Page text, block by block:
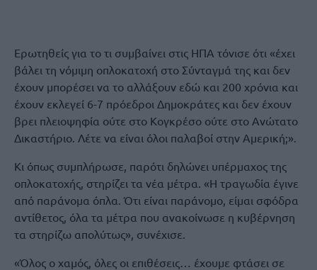
Ερωτηθείς για το τι συμβαίνει στις ΗΠΑ τόνισε ότι «έχει
βάλει τη νόμιμη οπλοκατοχή στο Σύνταγμά της και δεν
έχουν μπορέσει να το αλλάξουν εδώ και 200 χρόνια και
έχουν εκλεγεί 6-7 πρόεδροι Δημοκράτες και δεν έχουν
βρει πλειοψηφία ούτε στο Κογκρέσο ούτε στο Ανώτατο
Δικαστήριο. Λέτε να είναι όλοι παλαβοί στην Αμερική;».
Κι όπως συμπλήρωσε, παρότι δηλώνει υπέρμαχος της
οπλοκατοχής, στηρίζει τα νέα μέτρα. «Η τραγωδία έγινε
από παράνομα όπλα. Ότι είναι παράνομο, είμαι σφόδρα
αντίθετος, όλα τα μέτρα που ανακοίνωσε η κυβέρνηση
τα στηρίζω απολύτως», συνέχισε.
«Όλος ο χαμός, όλες οι επιθέσεις… έχουμε φτάσει σε